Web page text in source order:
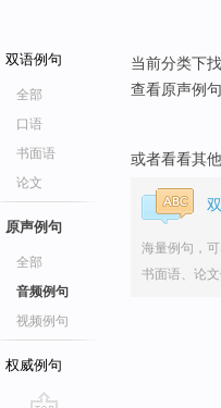
双语例句
全部
口语
书面语
论文
原声例句
全部
音频例句
视频例句
权威例句
当前分类下
查看原声例
或者看看其
海量例句，可
书面语、论文